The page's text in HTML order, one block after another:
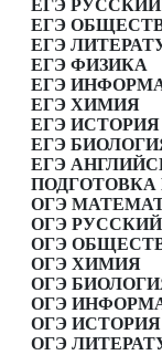
ЕГЭ
ЕГЭ
ЕГЭ
ЕГЭ ФИЗИКА
ЕГЭ
ЕГЭ ХИМИЯ
ЕГЭ ИСТОРИЯ
ЕГЭ
ЕГЭ
ОГЭ
ОГЭ
ОГЭ
ОГЭ ХИМИЯ
ОГЭ
ОГЭ
ОГЭ ИСТОРИЯ
ОГЭ